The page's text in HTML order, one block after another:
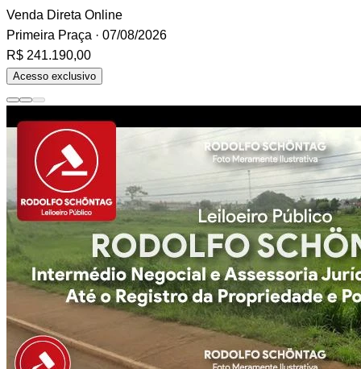
Venda Direta Online
Primeira Praça · 07/08/2026
R$ 241.190,00
Acesso exclusivo